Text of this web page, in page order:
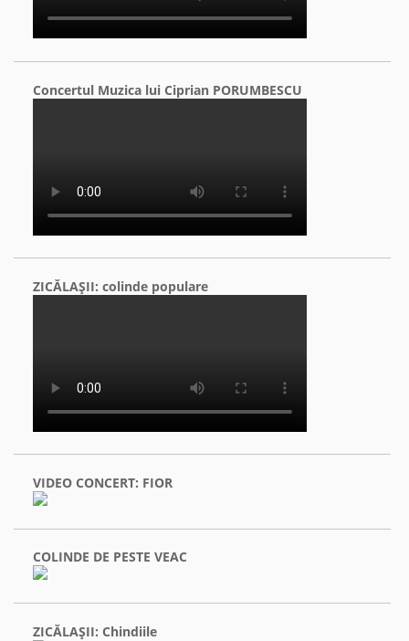
Concertul Muzica lui Ciprian PORUMBESCU
ZICĂLAŞII: colinde populare
VIDEO CONCERT: FIOR
COLINDE DE PESTE VEAC
ZICĂLAŞII: Chindiile